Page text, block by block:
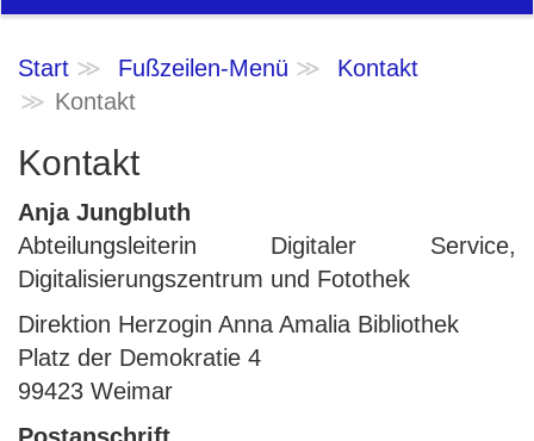
Start Fußzeilen-Menü
Kontakt
Kontakt
Kontakt
Anja Jungbluth
Abteilungsleiterin Digitaler Service,
Digitalisierungszentrum und Fotothek
Direktion Herzogin Anna Amalia Bibliothek
Platz der Demokratie 4
99423 Weimar